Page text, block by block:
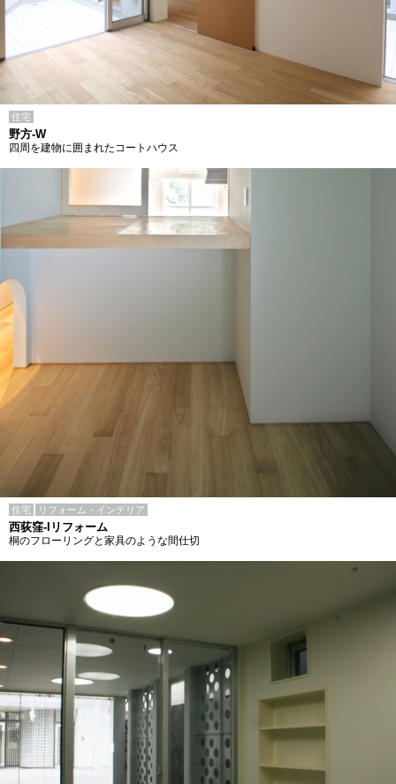
住宅
野方-W
四周を建物に囲まれたコートハウス
住宅 リフォーム・インテリア
西荻窪-Iリフォーム
桐のフローリングと家具のような間仕切